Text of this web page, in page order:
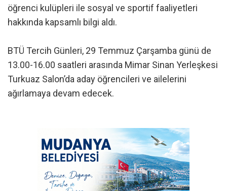
öğrenci kulüpleri ile sosyal ve sportif faaliyetleri
hakkında kapsamlı bilgi aldı.
BTÜ Tercih Günleri, 29 Temmuz Çarşamba günü de
13.00-16.00 saatleri arasında Mimar Sinan Yerleşkesi
Turkuaz Salon’da aday öğrencileri ve ailelerini
ağırlamaya devam edecek.